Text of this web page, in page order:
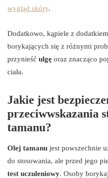
wygląd skóry.
Dodatkowo, kąpiele z
borykających się z różnymi
przynieść ulgę oraz znacząco
ciała.
Jakie jest
przeciwwskazania
tamanu?
Olej tamanu jest powszechnie
do stosowania, ale przed jego
test uczuleniowy. Osoby